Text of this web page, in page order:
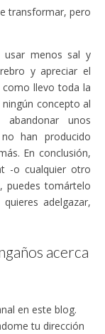
transformar, pero
usar menos sal y
y apreciar el
llevo toda la
concepto al
unos
han producido
En conclusión,
-o cualquier otro
puedes tomártelo
adelgazar,
acerca
en este blog.
tu dirección